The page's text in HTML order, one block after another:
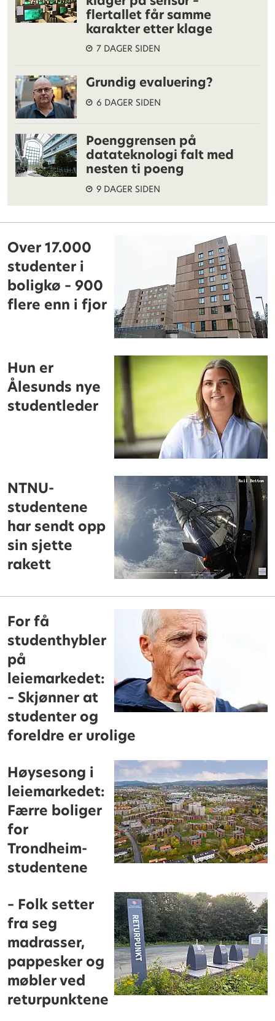
flertallet får samme
karakter etter klage
7 DAGER SIDEN
Grundig evaluering?
6 DAGER SIDEN
Poenggrensen på
datateknologi falt med
nesten ti poeng
9 DAGER SIDEN
Over 17.000
studenter i
boligkø – 900
flere enn i fjor
Hun er
Ålesunds nye
studentleder
NTNU-
studentene
har sendt opp
sin sjette
rakett
For få
studenthybler
på
leiemarkedet:
– Skjønner at
studenter og
foreldre er urolige
Høysesong i
leiemarkedet:
Færre boliger
for
Trondheim-
studentene
– Folk setter
fra seg
madrasser,
pappesker og
møbler ved
returpunktene